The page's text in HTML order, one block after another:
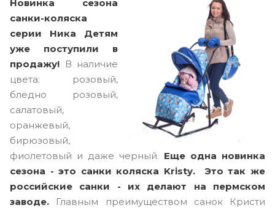
Новинка сезона
санки-коляска
серии Ника Детям
уже поступили в
продажу! В наличие
цвета: розовый,
бледно розовый,
салатовый,
оранжевый,
бирюзовый,
фиолетовый и даже черный. Еще одна новинка
сезона - это санки коляска Kristy. Это так же
российские санки - их делают на пермском
заводе. Главным преимуществом санок Кристи